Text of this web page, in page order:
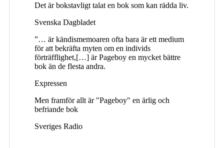
Det är bokstavligt talat en bok som kan rädda liv.
Svenska Dagbladet
”… är kändismemoaren ofta bara är ett medium
för att bekräfta myten om en individs
förträfflighet,[…] är Pageboy en mycket bättre
bok än de flesta andra.
Expressen
Men framför allt är "Pageboy" en ärlig och
befriande bok
Sveriges Radio